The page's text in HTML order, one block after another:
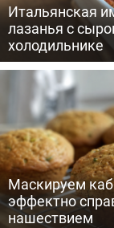
Итальянская
лазанья с
холодильнике
Маскируем
эффектно
нашествием